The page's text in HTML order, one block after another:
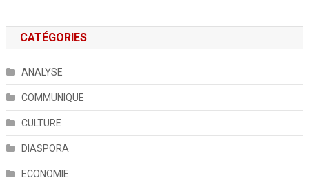
CATÉGORIES
ANALYSE
COMMUNIQUE
CULTURE
DIASPORA
ECONOMIE